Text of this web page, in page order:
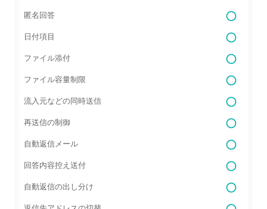
匿名回答
日付項目
ファイル添付
ファイル容量制限
流入元などの同時送信
再送信の制御
自動返信メール
回答内容控え送付
自動返信の出し分け